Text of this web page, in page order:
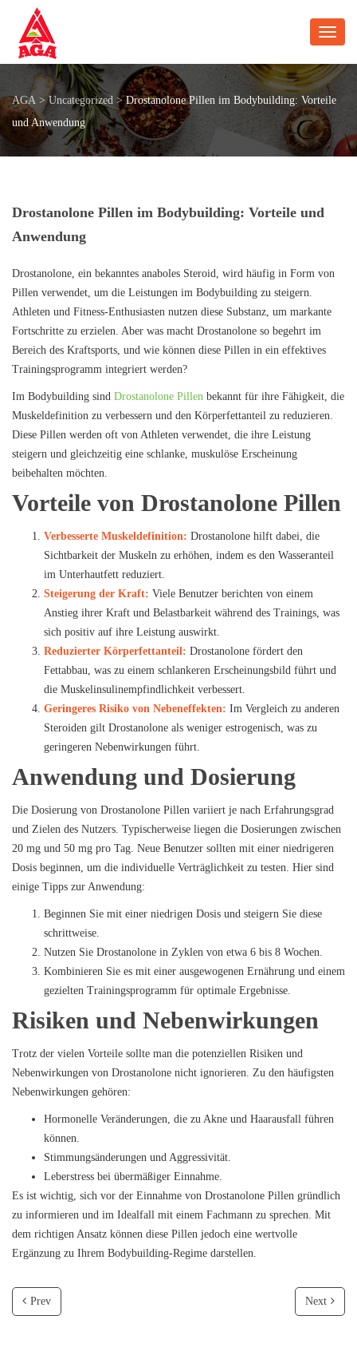
AGA >Uncategorized >Drostanolone Pillen im Bodybuilding: Vorteile
und Anwendung
Drostanolone Pillen im Bodybuilding: Vorteile und
Anwendung
Drostanolone, ein bekanntes anaboles Steroid, wird häufig in Form von
Pillen verwendet, um die Leistungen im Bodybuilding zu steigern.
Athleten und Fitness-Enthusiasten nutzen diese Substanz, um markante
Fortschritte zu erzielen. Aber was macht Drostanolone so begehrt im
Bereich des Kraftsports, und wie können diese Pillen in ein effektives
Trainingsprogramm integriert werden?
Im Bodybuilding sind Drostanolone Pillen bekannt für ihre Fähigkeit, die
Muskeldefinition zu verbessern und den Körperfettanteil zu reduzieren.
Diese Pillen werden oft von Athleten verwendet, die ihre Leistung
steigern und gleichzeitig eine schlanke, muskulöse Erscheinung
beibehalten möchten.
Vorteile von Drostanolone Pillen
Verbesserte Muskeldefinition: Drostanolone hilft dabei, die
Sichtbarkeit der Muskeln zu erhöhen, indem es den Wasseranteil
im Unterhautfett reduziert.
Steigerung der Kraft: Viele Benutzer berichten von einem
Anstieg ihrer Kraft und Belastbarkeit während des Trainings, was
sich positiv auf ihre Leistung auswirkt.
Reduzierter Körperfettanteil: Drostanolone fördert den
Fettabbau, was zu einem schlankeren Erscheinungsbild führt und
die Muskelinsulinempfindlichkeit verbessert.
Geringeres Risiko von Nebeneffekten: Im Vergleich zu anderen
Steroiden gilt Drostanolone als weniger estrogenisch, was zu
geringeren Nebenwirkungen führt.
Anwendung und Dosierung
Die Dosierung von Drostanolone Pillen variiert je nach Erfahrungsgrad
und Zielen des Nutzers. Typischerweise liegen die Dosierungen zwischen
20 mg und 50 mg pro Tag. Neue Benutzer sollten mit einer niedrigeren
Dosis beginnen, um die individuelle Verträglichkeit zu testen. Hier sind
einige Tipps zur Anwendung:
Beginnen Sie mit einer niedrigen Dosis und steigern Sie diese
schrittweise.
Nutzen Sie Drostanolone in Zyklen von etwa 6 bis 8 Wochen.
Kombinieren Sie es mit einer ausgewogenen Ernährung und einem
gezielten Trainingsprogramm für optimale Ergebnisse.
Risiken und Nebenwirkungen
Trotz der vielen Vorteile sollte man die potenziellen Risiken und
Nebenwirkungen von Drostanolone nicht ignorieren. Zu den häufigsten
Nebenwirkungen gehören:
Hormonelle Veränderungen, die zu Akne und Haarausfall führen
können.
Stimmungsänderungen und Aggressivität.
Leberstress bei übermäßiger Einnahme.
Es ist wichtig, sich vor der Einnahme von Drostanolone Pillen gründlich
zu informieren und im Idealfall mit einem Fachmann zu sprechen. Mit
dem richtigen Ansatz können diese Pillen jedoch eine wertvolle
Ergänzung zu Ihrem Bodybuilding-Regime darstellen.
Prev Next